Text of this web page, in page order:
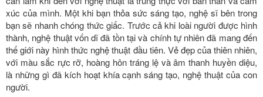
xúc của mình. Một khi bạn thỏa sức sáng tạo, nghệ sĩ bên trong
bạn sẽ nhanh chóng thức giấc. Trước cả khi loài người được hình
thành, nghệ thuật vốn dĩ đã tồn tại và chính tự nhiên đã mang đến
thế giới này hình thức nghệ thuật đầu tiên. Vẻ đẹp của thiên nhiên,
với màu sắc rực rỡ, hoàng hôn tráng lệ và âm thanh huyền diệu,
là những gì đã kích hoạt khía cạnh sáng tạo, nghệ thuật của con
người.